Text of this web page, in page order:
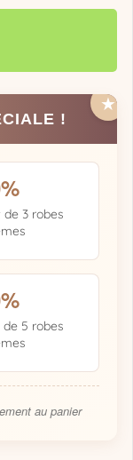
!
de 3 robes
5 robes
au panier